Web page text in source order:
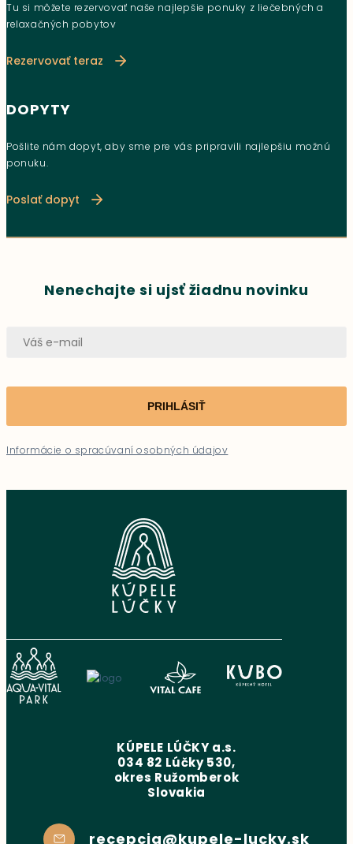
Tu si môžete rezervovať naše najlepšie ponuky z liečebných a
relaxačných pobytov
Rezervovať teraz
DOPYTY
Pošlite nám dopyt, aby sme pre vás pripravili najlepšiu možnú
ponuku.
Poslať dopyt
Nenechajte si ujsť žiadnu novinku
PRIHLÁSIŤ
Informácie o spracúvaní osobných údajov
KÚPELE LÚČKY a.s.
034 82 Lúčky 530,
okres Ružomberok
Slovakia
recepcia@kupele-lucky.sk